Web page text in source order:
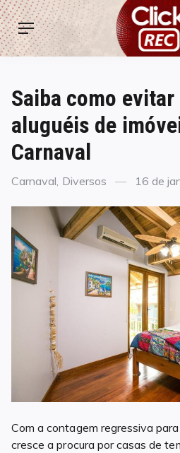
Skip
to
content
Menu
Saiba como
aluguéis de
Carnaval
Categories
Carnaval, Diversos
Posted
16 de
Com a contagem regressiva
cresce a procura por casas de